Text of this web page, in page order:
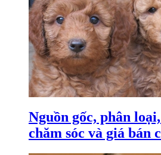
Nguồn gốc, phân
chăm sóc và giá bán